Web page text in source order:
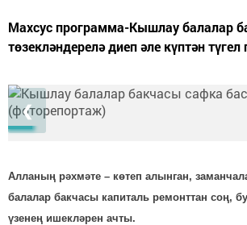
Махсус программа- ​​​​​​​Кышлау балалар
төзекләндерелә диеп әле күптән түгел
❮
Алланың рәхмәте – көтеп алынган,
балалар бакчасы капиталь ремонттан соң,
үзенең ишекләрен ачты.